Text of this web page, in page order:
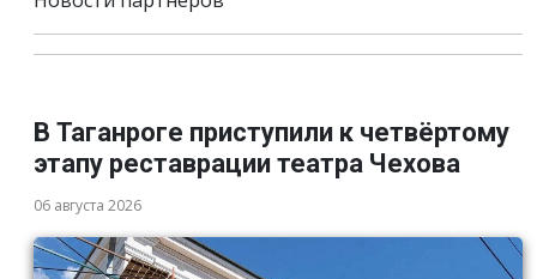
В Таганроге приступили к четвёртому
этапу реставрации театра Чехова
06 августа 2026